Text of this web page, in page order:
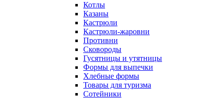
Котлы
Казаны
Кастрюли
Кастрюли-жаровни
Противни
Сковороды
Гусятницы и утятницы
Формы для выпечки
Хлебные формы
Товары для туризма
Сотейники